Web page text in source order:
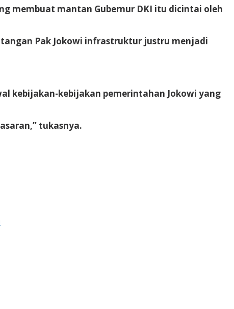
membuat mantan Gubernur DKI itu dicintai oleh
Pak Jokowi infrastruktur justru menjadi
kebijakan-kebijakan pemerintahan Jokowi yang
tukasnya.